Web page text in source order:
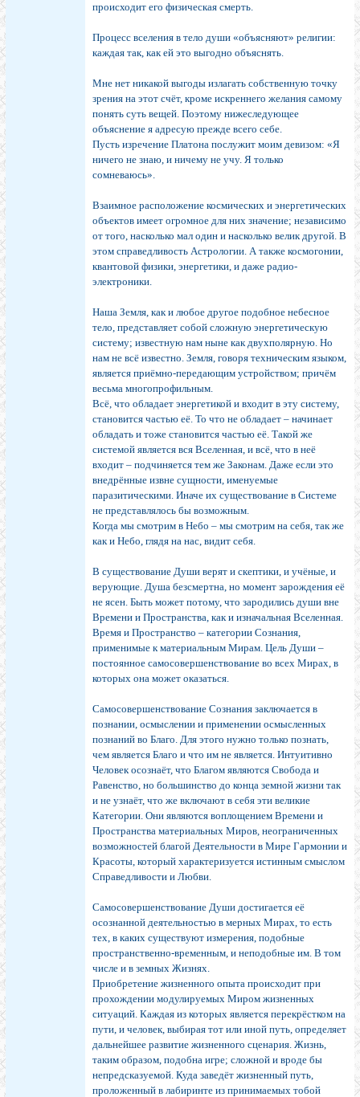
происходит его физическая смерть.
Процесс вселения в тело души «объясняют» религии:
каждая так, как ей это выгодно объяснять.
Мне нет никакой выгоды излагать собственную точку
зрения на этот счёт, кроме искреннего желания самому
понять суть вещей. Поэтому нижеследующее
объяснение я адресую прежде всего себе.
Пусть изречение Платона послужит моим девизом: «Я
ничего не знаю, и ничему не учу. Я только
сомневаюсь».
Взаимное расположение космических и энергетических
объектов имеет огромное для них значение; независимо
от того, насколько мал один и насколько велик другой. В
этом справедливость Астрологии. А также космогонии,
квантовой физики, энергетики, и даже радио-
электроники.
Наша Земля, как и любое другое подобное небесное
тело, представляет собой сложную энергетическую
систему; известную нам ныне как двухполярную. Но
нам не всё известно. Земля, говоря техническим языком,
является приёмно-передающим устройством; причём
весьма многопрофильным.
Всё, что обладает энергетикой и входит в эту систему,
становится частью её. То что не обладает – начинает
обладать и тоже становится частью её. Такой же
системой является вся Вселенная, и всё, что в неё
входит – подчиняется тем же Законам. Даже если это
внедрённые извне сущности, именуемые
паразитическими. Иначе их существование в Системе
не представлялось бы возможным.
Когда мы смотрим в Небо – мы смотрим на себя, так же
как и Небо, глядя на нас, видит себя.
В существование Души верят и скептики, и учёные, и
верующие. Душа безсмертна, но момент зарождения её
не ясен. Быть может потому, что зародились души вне
Времени и Пространства, как и изначальная Вселенная.
Время и Пространство – категории Сознания,
применимые к материальным Мирам. Цель Души –
постоянное самосовершенствование во всех Мирах, в
которых она может оказаться.
Самосовершенствование Сознания заключается в
познании, осмыслении и применении осмысленных
познаний во Благо. Для этого нужно только познать,
чем является Благо и что им не является. Интуитивно
Человек осознаёт, что Благом являются Свобода и
Равенство, но большинство до конца земной жизни так
и не узнаёт, что же включают в себя эти великие
Категории. Они являются воплощением Времени и
Пространства материальных Миров, неограниченных
возможностей благой Деятельности в Мире Гармонии и
Красоты, который характеризуется истинным смыслом
Справедливости и Любви.
Самосовершенствование Души достигается её
осознанной деятельностью в мерных Мирах, то есть
тех, в каких существуют измерения, подобные
пространственно-временным, и неподобные им. В том
числе и в земных Жизнях.
Приобретение жизненного опыта происходит при
прохождении модулируемых Миром жизненных
ситуаций. Каждая из которых является перекрёстком на
пути, и человек, выбирая тот или иной путь, определяет
дальнейшее развитие жизненного сценария. Жизнь,
таким образом, подобна игре; сложной и вроде бы
непредсказуемой. Куда заведёт жизненный путь,
проложенный в лабиринте из принимаемых тобой